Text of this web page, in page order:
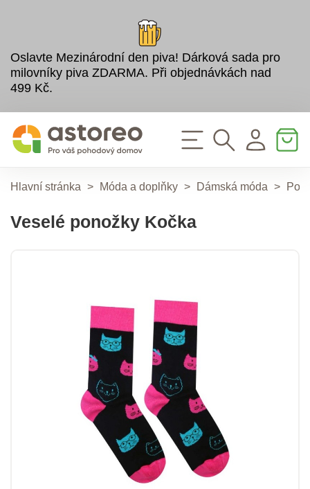
Oslavte Mezinárodní den piva! Dárková sada pro
milovníky piva ZDARMA. Při objednávkách nad
499 Kč.
Hlavní stránka > Móda a doplňky > Dámská móda >
Veselé ponožky Kočka